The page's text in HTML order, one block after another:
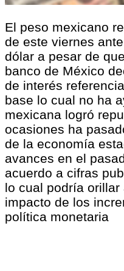
El peso mexicano
de este viernes
dólar a pesar de
banco de México
de interés
base lo cual no ha
mexicana logró
ocasiones ha
de la economía
avances en el
acuerdo a cifras
lo cual podría
impacto de los
política monetaria